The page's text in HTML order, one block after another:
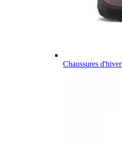
Chaussures d'hiver